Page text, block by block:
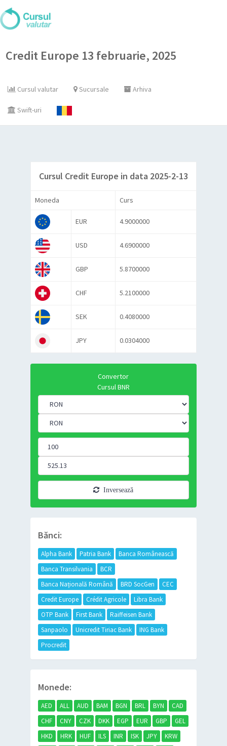
Credit Europe 13 februarie, 2025
Cursul valutar Sucursale Arhiva
Swift-uri
Cursul Credit Europe in data 2025-2-13
Moneda Curs
EUR 4.9000000
USD 4.6900000
GBP 5.8700000
CHF 5.2100000
SEK 0.4080000
JPY 0.0304000
Convertor
Cursul BNR
Inversează
Bănci:
Alpha Bank Patria Bank
Banca Românească
Banca Transilvania
BCR
Banca Națională Română
BRD SocGen
CEC
Credit Europe
Crédit Agricole
Libra Bank
OTP Bank
First Bank
Raiffeisen Bank
Sanpaolo
Unicredit Tiriac Bank
ING Bank
Procredit
Monede:
AED ALL AUD BAM BGN BRL BYN
CAD
CHF
CNY CZK DKK EGP EUR GBP
GEL
HKD
HRK HUF ILS INR ISK JPY
KRW